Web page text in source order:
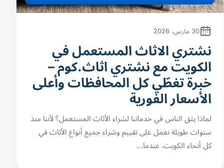
30 مارس، 2026
نشتري الاثاث المستعمل في
الكويت مع نشتري اثاث.كوم –
خبرة تغطّي كل المحافظات وأعلى
الأسعار الفورية
لماذا يثق الناس في خدماتنا لشراء الأثاث المستعمل؟ لأننا منذ
سنوات طويلة نعمل على تقييم وشراء جميع أنواع الأثاث في
كل أنحاء الكويت. عندما…